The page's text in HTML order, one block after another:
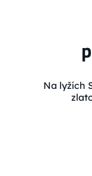
Na lyžích